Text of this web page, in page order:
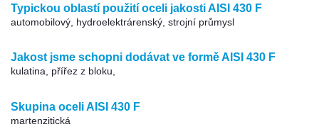
Typickou oblastí použití oceli jakosti AISI 430 F
automobilový, hydroelektrárenský, strojní průmysl
Jakost jsme schopni dodávat ve formě AISI 430 F
kulatina, přířez z bloku,
Skupina oceli AISI 430 F
martenzitická